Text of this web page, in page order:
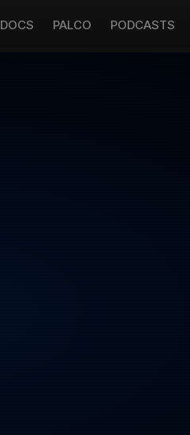
DOCS PALCO PODCASTS